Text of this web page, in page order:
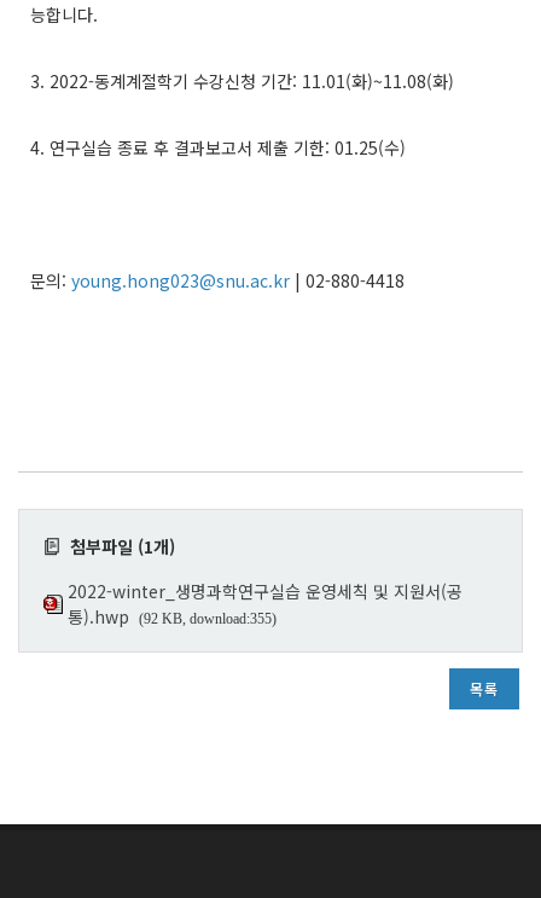
능합니다.
3. 2022-동계계절학기 수강신청 기간: 11.01(화)~11.08(화)
4. 연구실습 종료 후 결과보고서 제출 기한: 01.25(수)
문의: young.hong023@snu.ac.kr | 02-880-4418
첨부파일 (1개)
2022-winter_생명과학연구실습 운영세칙 및 지원서(공
통).hwp
(92 KB, download:355)
목록